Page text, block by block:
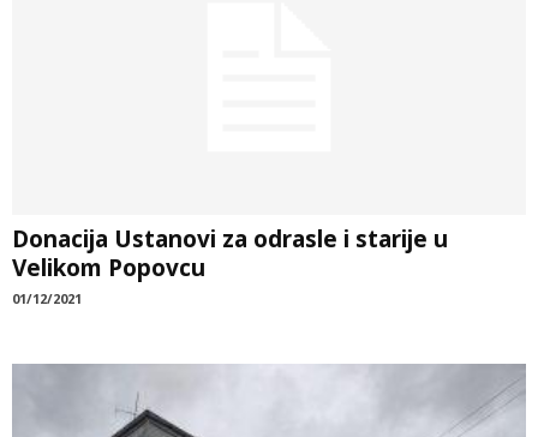
Donacija Ustanovi za odrasle i starije u
Velikom Popovcu
01/12/2021